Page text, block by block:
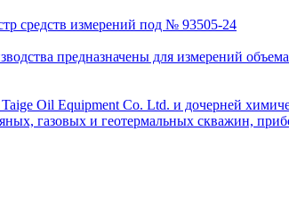
средств измерений под № 93505-24
предназначены для измерений
Oil Equipment Co. Ltd. и дочерней
газовых и геотермальных скважин,